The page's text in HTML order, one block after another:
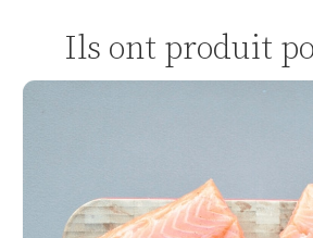
Ils ont produit